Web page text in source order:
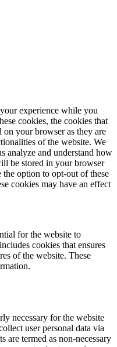
experience while you
cookies, the cookies that
on your browser as they are
of the website. We
analyze and understand how
be stored in your browser
option to opt-out of these
cookies may have an effect
for the website to
cookies that ensures
of the website. These
necessary for the website
user personal data via
are termed as non-necessary